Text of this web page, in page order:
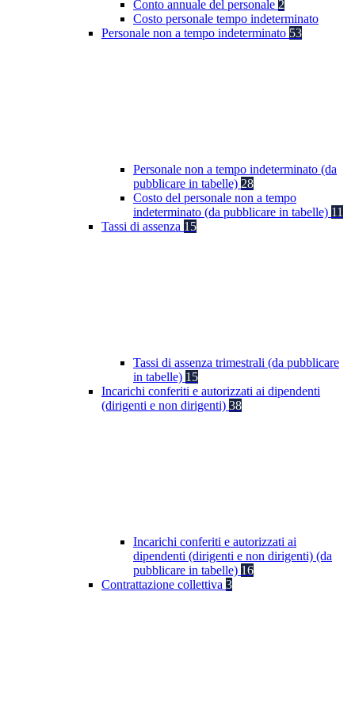
Conto annuale del personale 2
Costo personale tempo indeterminato
Personale non a tempo indeterminato 53
Personale non a tempo indeterminato (da
pubblicare in tabelle) 28
Costo del personale non a tempo
indeterminato (da pubblicare in tabelle) 11
Tassi di assenza 15
Tassi di assenza trimestrali (da pubblicare
in tabelle) 15
Incarichi conferiti e autorizzati ai dipendenti
(dirigenti e non dirigenti) 38
Incarichi conferiti e autorizzati ai
dipendenti (dirigenti e non dirigenti) (da
pubblicare in tabelle) 16
Contrattazione collettiva 3